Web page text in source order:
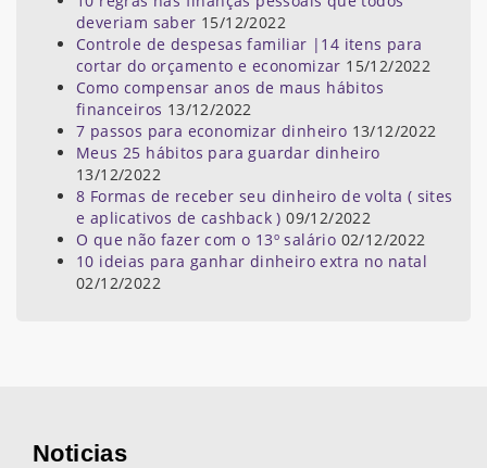
deveriam saber 15/12/2022
Controle de despesas familiar |14 itens para
cortar do orçamento e economizar 15/12/2022
Como compensar anos de maus hábitos
financeiros 13/12/2022
7 passos para economizar dinheiro 13/12/2022
Meus 25 hábitos para guardar dinheiro
13/12/2022
8 Formas de receber seu dinheiro de volta ( sites
e aplicativos de cashback ) 09/12/2022
O que não fazer com o 13º salário 02/12/2022
10 ideias para ganhar dinheiro extra no natal
02/12/2022
Noticias